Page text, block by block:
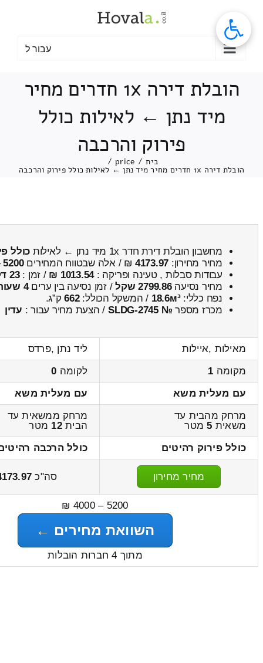
עבור ל
הובלת דירה 1x חדרים מחיר
מיד נתן ← לאילות כולל
פירוק והרכבה
בית /
price
/
הובלת דירה 1x חדרים מחיר מיד נתן ← לאילות כולל פירוק והרכבה
מחשבון הובלת דירת חדר 1x מיד נתן ← לאילות
כולל
מחיר מחירון: 4173.97 ₪ / אלה שבטווח המחירים5200
עבודות סבלות , טעינה ופריקה :1013.54 ₪ / זמן :23 דקות 46 שניות
מחיר נסיעה2799.86 שקל / זמן נסיעה בין ערים4 שעות , 9 דקות
נפח כללי:18.6м³ / המשקל הכולל:662ק”ג.
מכרז מספר № SLDG-2745 / הצעת מחיר עבור : עדין
מאילות ,איילות
ליד נתן ,פרדס
מקומה 1 לקומה 0
עם מעלית משא
עם מעלית משא
מרחק מהבית עד
משאית 5מטר
מרחק ממשאית עד
הבית12 מטר
כולל פירוק רהיטים
כולל הרכבה
מחיר מחירון סה"כ
5200 – 4000 ₪
השוואת מחירים ←
מתוך 4 חברות הובלות